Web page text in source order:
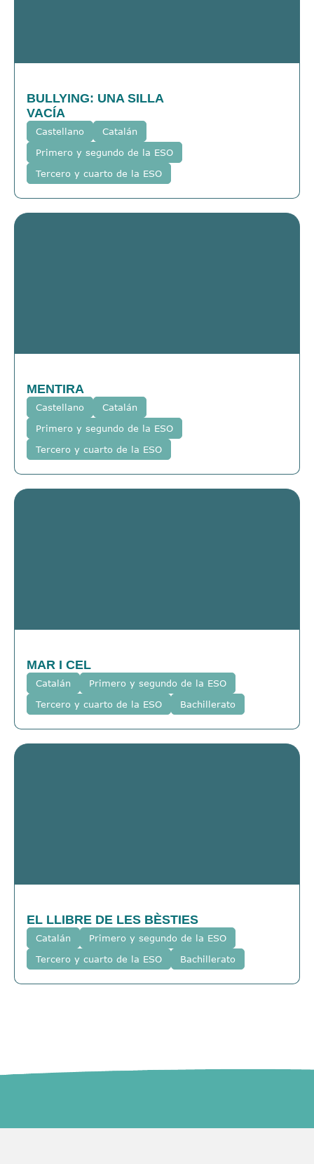
BULLYING: UNA SILLA
VACÍA
Castellano
Catalán
Primero y segundo de la ESO
Tercero y cuarto de la ESO
MENTIRA
Castellano
Catalán
Primero y segundo de la ESO
Tercero y cuarto de la ESO
MAR I CEL
Catalán
Primero y segundo de la ESO
Tercero y cuarto de la ESO
Bachillerato
EL LLIBRE DE LES BÈSTIES
Catalán
Primero y segundo de la ESO
Tercero y cuarto de la ESO
Bachillerato
Asistente Transeduca